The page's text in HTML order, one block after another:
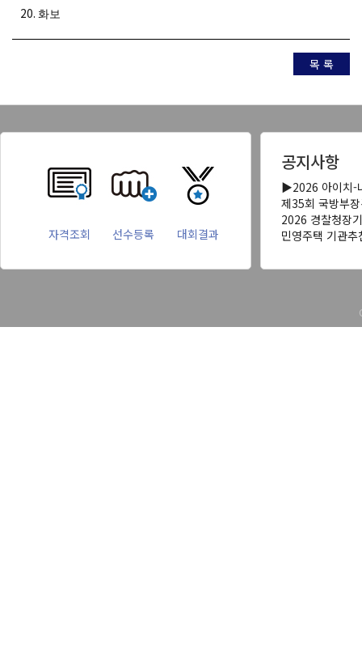
20. 화보
목 록
자격조회 선수등록 대회결과
공지사항
▶2026 아이치-
제35회 국방부
2026 경찰청장
민영주택 기관